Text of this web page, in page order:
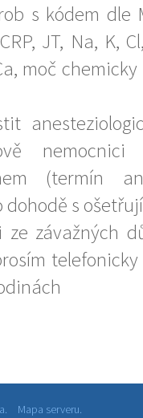
s kódem dle
JT, Na, K,
moč chemicky
(termín
s
ze závažných
Mapa serveru.